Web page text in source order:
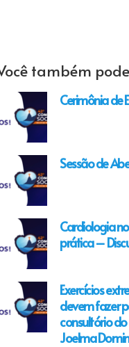
também
Cerimônia de
Sessão de
Cardiologia
prática –
Exercícios
devem fazer
consultório
Joelma